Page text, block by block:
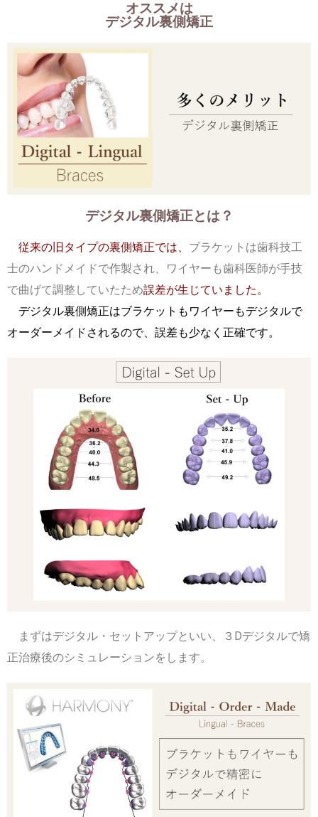
オススメは
デジタル裏側矯正
デジタル裏側矯正とは？
従来の旧タイプの裏側矯正では、 ブラケットは歯科技工
士のハンドメイドで作製され、ワイヤーも歯科医師が手技
で曲げて調整していたため誤差が生じていました。
デジタル裏側矯正はブラケットもワイヤーもデジタルで
オーダーメイドされるので、誤差も少なく正確です。
まずはデジタル・セットアップといい、３Dデジタルで矯
正治療後のシミュレーションをします。